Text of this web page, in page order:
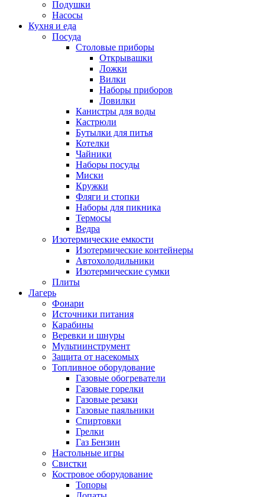
Подушки
Насосы
Кухня и еда
Посуда
Столовые приборы
Открывашки
Ложки
Вилки
Наборы приборов
Ловилки
Канистры для воды
Кастрюли
Бутылки для питья
Котелки
Чайники
Наборы посуды
Миски
Кружки
Фляги и стопки
Наборы для пикника
Термосы
Ведра
Изотермические емкости
Изотермические контейнеры
Автохолодильники
Изотермические сумки
Плиты
Лагерь
Фонари
Источники питания
Карабины
Веревки и шнуры
Мультиинструмент
Защита от насекомых
Топливное оборудование
Газовые обогреватели
Газовые горелки
Газовые резаки
Газовые паяльники
Спиртовки
Грелки
Газ Бензин
Настольные игры
Свистки
Костровое оборудование
Топоры